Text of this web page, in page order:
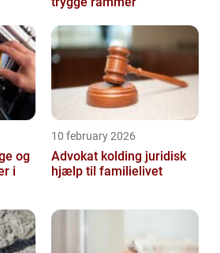
i
10 february 2026
Advokat kolding juridisk
hjælp til familielivet